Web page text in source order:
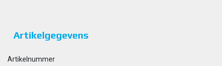
Artikelgegevens
Artikelnummer